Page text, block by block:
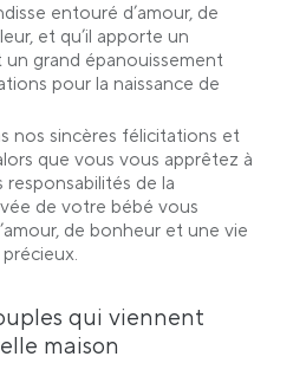
entouré d’amour, de
et qu’il apporte un
grand épanouissement
pour la naissance de
nos sincères félicitations et
que vous vous apprêtez à
responsabilités de la
de votre bébé vous
de bonheur et une vie
qui viennent
maison